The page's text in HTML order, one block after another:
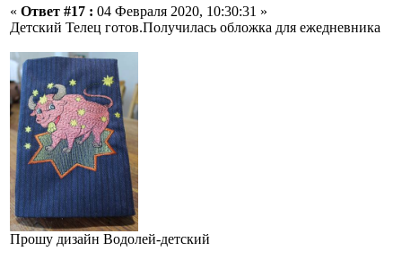
« Ответ #17 : 04 Февраля 2020, 10:30:31 »
Детский Телец готов.Получилась обложка для ежедневника
Прошу дизайн Водолей-детский